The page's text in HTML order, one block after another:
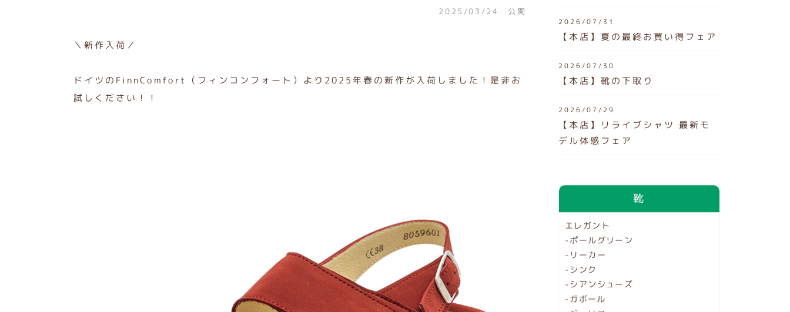
2025/03/24 公開
＼新作入荷／
ドイツのFinnComfort（フィンコンフォート）より2025年春の新作が入荷しました！是非お
試しください！！
2026/07/31
【本店】夏の最終お買い得フェア
2026/07/30
【本店】靴の下取り
2026/07/29
【本店】リライブシャツ 最新モ
デル体感フェア
靴
エレガント
-ポールグリーン
-リーカー
-シンク
-シアンシューズ
-ガボール